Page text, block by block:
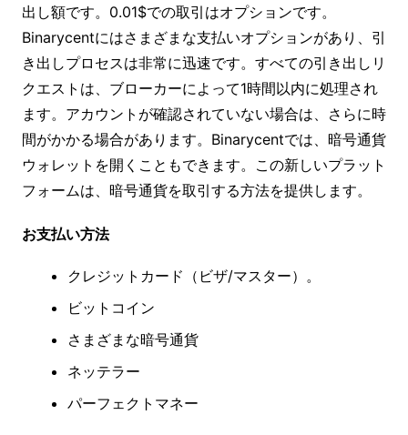
出し額です。0.01$での取引はオプションです。
Binarycentにはさまざまな支払いオプションがあり、引
き出しプロセスは非常に迅速です。すべての引き出しリ
クエストは、ブローカーによって1時間以内に処理され
ます。アカウントが確認されていない場合は、さらに時
間がかかる場合があります。Binarycentでは、暗号通貨
ウォレットを開くこともできます。この新しいプラット
フォームは、暗号通貨を取引する方法を提供します。
お支払い方法
クレジットカード（ビザ/マスター）。
ビットコイン
さまざまな暗号通貨
ネッテラー
パーフェクトマネー